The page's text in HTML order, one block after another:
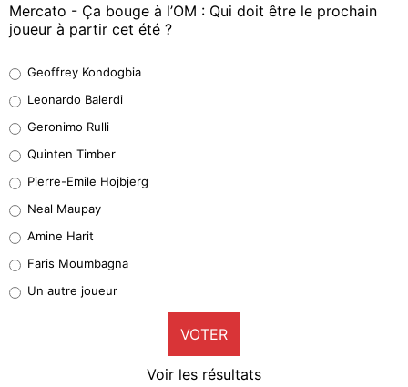
Mercato - Ça bouge à l’OM : Qui doit être le prochain
joueur à partir cet été ?
38%
32%
5%
1%
9%
Geoffrey Kondogbia
Leonardo Balerdi
Geronimo Rulli
Quinten Timber
Pierre-Emile Hojbjerg
Neal Maupay
Amine Harit
Faris Moumbagna
Un autre joueur
VOTER
Voir les résultats